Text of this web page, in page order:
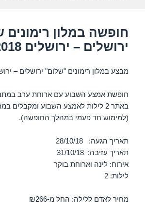
חופשה במלון רימונים
ירושלים – ירושלים 28/10/2018
מבצע במלון רימונים "שלום" ירושלים –
חופשת אמצע השבוע עם ארוחת ערב
באתר 2 לילות לאמצע השבוע ומקבלים
(למימוש חד פעמי במהלך החופשה).
תאריך הגעה: 28/10/18
תאריך עזיבה: 31/10/18
אירוח: לינה וארוחת בוקר
לילות: 2
מחיר לאדם ללילה: החל מ-₪266